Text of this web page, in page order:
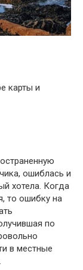
карты и
ошиблась и
хотела. Когда
то ошибку на
по
в местные